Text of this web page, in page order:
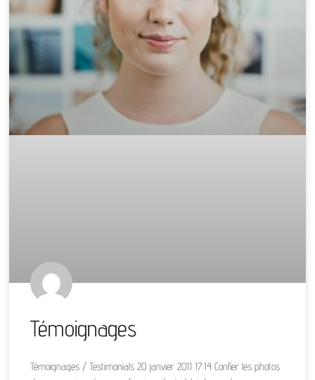
Témoignages
Témoignages / Testimonials 20 janvier 2011 17:14 Confier les photos